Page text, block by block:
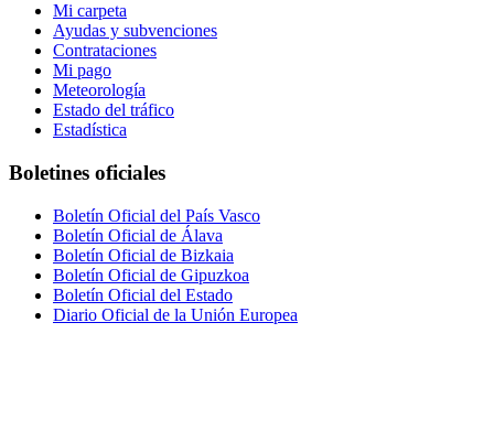
Mi carpeta
Ayudas y subvenciones
Contrataciones
Mi pago
Meteorología
Estado del tráfico
Estadística
Boletines oficiales
Boletín Oficial del País Vasco
Boletín Oficial de Álava
Boletín Oficial de Bizkaia
Boletín Oficial de Gipuzkoa
Boletín Oficial del Estado
Diario Oficial de la Unión Europea